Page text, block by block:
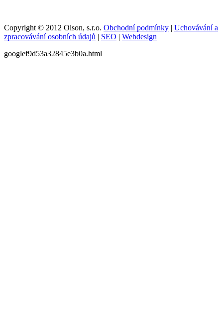
Copyright © 2012 Olson, s.r.o. Obchodní podmínky | Uchovávání a
zpracovávání osobních údajů | SEO | Webdesign
googlef9d53a32845e3b0a.html